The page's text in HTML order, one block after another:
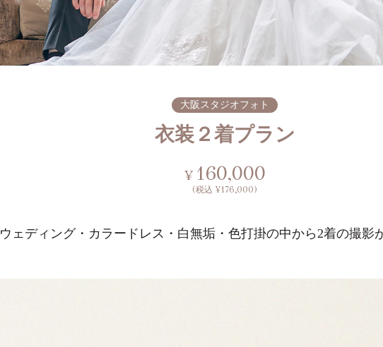
大阪スタジオフォト
衣装２着プラン
¥ 160,000
(税込 ¥176,000)
ウェディング・カラードレス・白無垢・色打掛の中から2着の撮影